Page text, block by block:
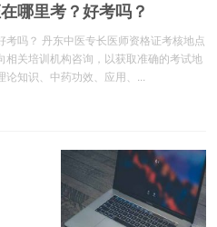
哪里考？好考吗？
吗？ 丹东中医专长医师资格证考核地点
关培训机构咨询，以获取准确的考试地
知识、中药功效、应用、...